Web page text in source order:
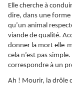
Elle cherche à
dire, dans une forme
qu’un animal
viande de qualité.
donner la mort elle-
cela n’est pas
correspondre à un
Ah ! Mourir, la drôle